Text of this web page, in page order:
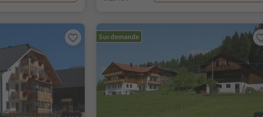
Sur demande